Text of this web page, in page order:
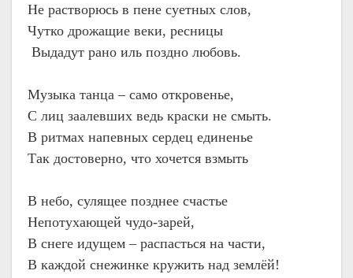
Не растворюсь в пене суетных слов,
Чутко дрожащие веки, ресницы
Выдадут рано иль поздно любовь.
Музыка танца – само откровенье,
С лиц заалевших ведь краски не смыть.
В ритмах напевных сердец единенье
Так достоверно, что хочется взмыть
В небо, сулящее позднее счастье
Непотухающей чудо-зарей,
В снеге идущем – распасться на части,
В каждой снежинке кружить над землёй!